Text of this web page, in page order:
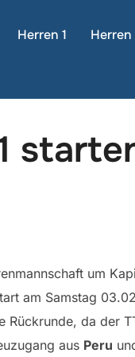
Herren 1 Herren
um
am Samstag
Rückrunde, da der
aus Peru